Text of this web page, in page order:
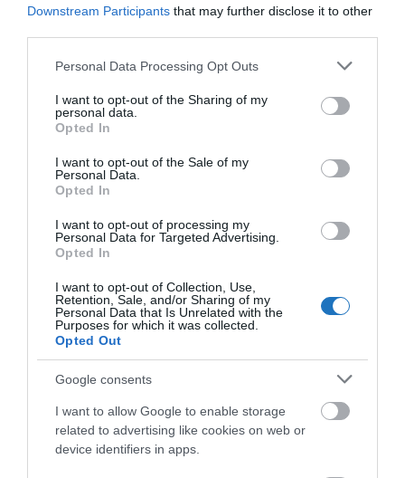
Downstream Participants that may further disclose it to other
Please note that this website/app uses one or more Google
not limited to your visit or usage behaviour. You may click to
grant or deny consent to Google and its third-party tags to
use your data for below specified purposes in below Google
consent section.
Personal Data Processing Opt Outs
I want to opt-out of the Sharing of my
personal data.
Opted In
I want to opt-out of the Sale of my
Personal Data.
Opted In
I want to opt-out of processing my
Personal Data for Targeted Advertising.
Opted In
I want to opt-out of Collection, Use,
Retention, Sale, and/or Sharing of my
Personal Data that Is Unrelated with the
Purposes for which it was collected.
Opted Out
Google consents
I want to allow Google to enable storage
related to advertising like cookies on web or
device identifiers in apps.
HETI BÖLCSESSÉG
"Az ember, aki a tengert nézi, szerelemtől
sújtott gyerek." Jean-Michel Maulpoix
NÉZZ KÖRBE TÉMÁK SZERINT!